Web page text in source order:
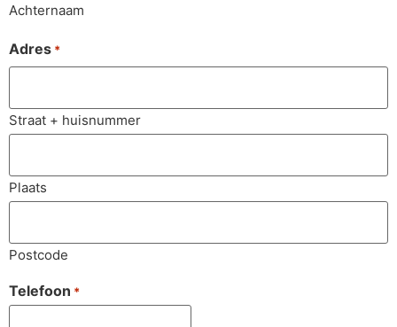
Achternaam
Adres *
Straat + huisnummer
Plaats
Postcode
Telefoon *